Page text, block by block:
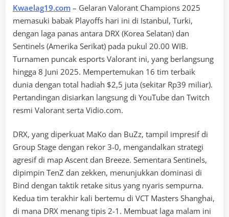
Kwaelag19.com – Gelaran Valorant Champions 2025
memasuki babak Playoffs hari ini di Istanbul, Turki,
dengan laga panas antara DRX (Korea Selatan) dan
Sentinels (Amerika Serikat) pada pukul 20.00 WIB.
Turnamen puncak esports Valorant ini, yang berlangsung
hingga 8 Juni 2025. Mempertemukan 16 tim terbaik
dunia dengan total hadiah $2,5 juta (sekitar Rp39 miliar).
Pertandingan disiarkan langsung di YouTube dan Twitch
resmi Valorant serta Vidio.com.
DRX, yang diperkuat MaKo dan BuZz, tampil impresif di
Group Stage dengan rekor 3-0, mengandalkan strategi
agresif di map Ascent dan Breeze. Sementara Sentinels,
dipimpin TenZ dan zekken, menunjukkan dominasi di
Bind dengan taktik retake situs yang nyaris sempurna.
Kedua tim terakhir kali bertemu di VCT Masters Shanghai,
di mana DRX menang tipis 2-1. Membuat laga malam ini